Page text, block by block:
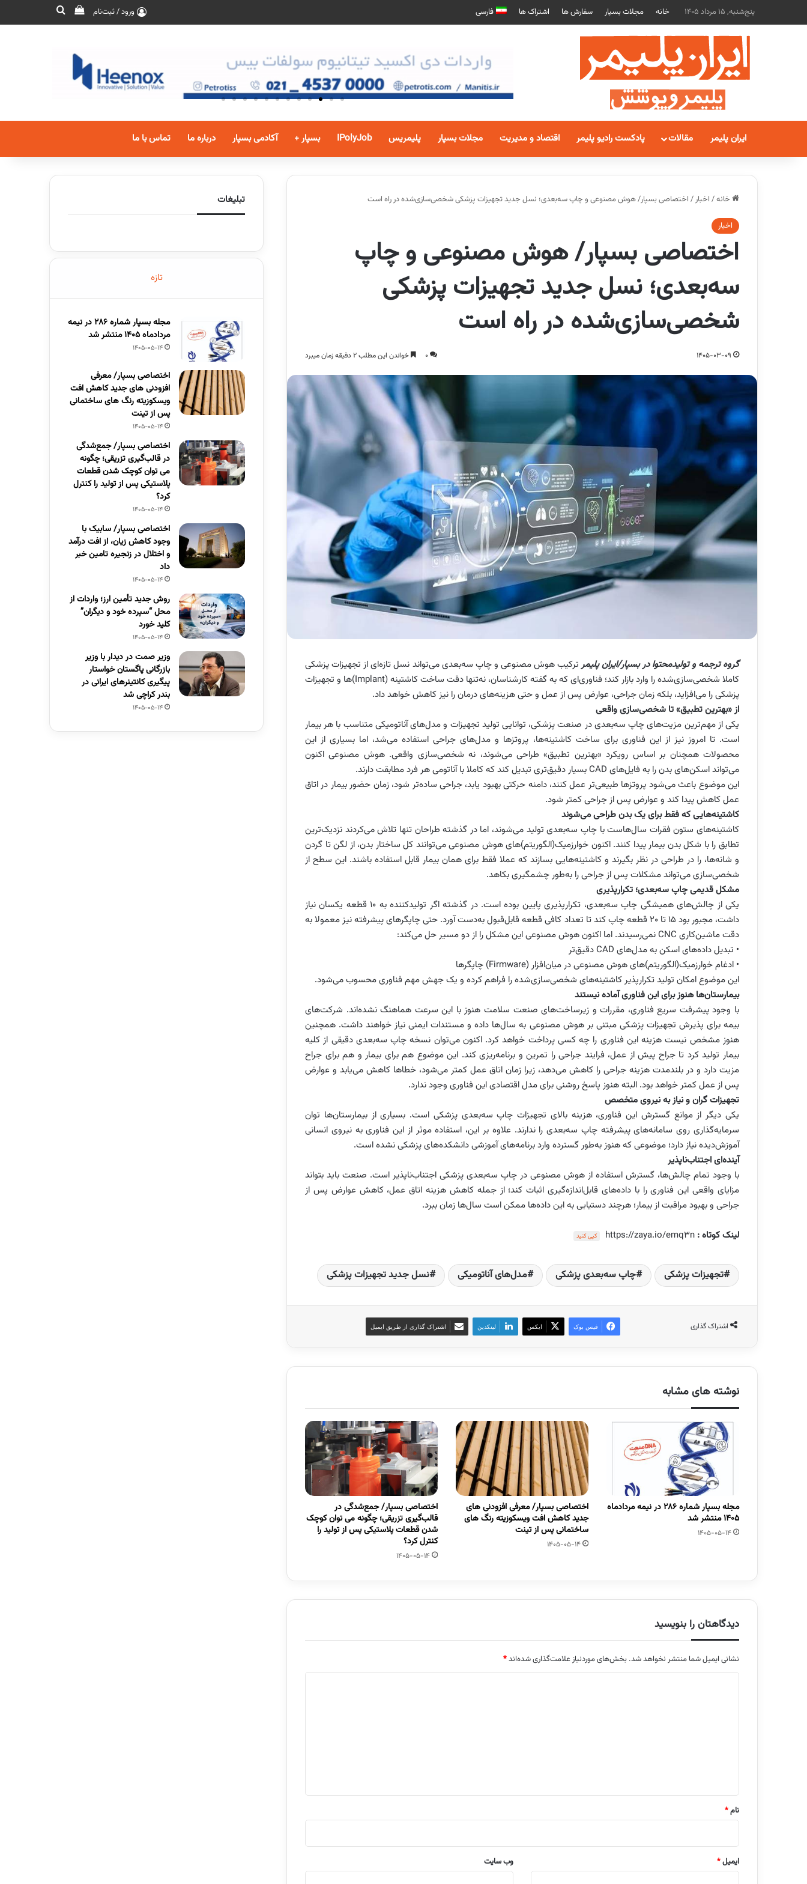
پنج‌شنبه, 15 مرداد 1405 خانه مجلات بسپار سفارش ها اشتراک ها فارسی ورود / ثبت‌نام
ایران پلیمر مقالات پادکست رادیو پلیمر اقتصاد و مدیریت مجلات بسپار پلیمریس IPolyJob بسپار + آکادمی بسپار درباره ما تماس با ما
خانه/ اخبار/ اختصاصی بسپار/ هوش مصنوعی و چاپ سه‌بعدی؛ نسل جدید تجهیزات پزشکی شخصی‌سازی‌شده در راه است
اخبار
اختصاصی بسپار/ هوش مصنوعی و چاپ
سه‌بعدی؛ نسل جدید تجهیزات پزشکی
شخصی‌سازی‌شده در راه است
1405-03-09
0 خواندن این مطلب 2 دقیقه زمان میبرد
گروه ترجمه و تولیدمحتوا در بسپار/ایران پلیمرترکیب هوش مصنوعی و چاپ سه‌بعدی می‌تواند نسل تازه‌ای از تجهیزات پزشکی
کاملا شخصی‌سازی‌شده را وارد بازار کند؛ فناوری‌ای که به گفته کارشناسان، نه‌تنها دقت ساخت کاشتینه‌ (Implant)ها و تجهیزات
پزشکی را می‌افزاید، بلکه زمان جراحی، عوارض پس از عمل و حتی هزینه‌های درمان را نیز کاهش خواهد داد.
از «بهترین تطبیق» تا شخصی‌سازی واقعی
یکی از مهم‌ترین مزیت‌های چاپ سه‌بعدی در صنعت پزشکی، توانایی تولید تجهیزات و مدل‌های آناتومیکی متناسب با هر بیمار
است. تا امروز نیز از این فناوری برای ساخت کاشتینه‌ها، پروتزها و مدل‌های جراحی استفاده می‌شد، اما بسیاری از این
محصولات همچنان بر اساس رویکرد «بهترین تطبیق» طراحی می‌شوند، نه شخصی‌سازی واقعی. هوش مصنوعی اکنون
می‌تواند اسکن‌های بدن را به فایل‌های CAD بسیار دقیق‌تری تبدیل کند که کاملا با آناتومی هر فرد مطابقت دارند.
این موضوع باعث می‌شود پروتزها طبیعی‌تر عمل کنند، دامنه حرکتی بهبود یابد، جراحی ساده‌تر شود، زمان حضور بیمار در اتاق
عمل کاهش پیدا کند و عوارض پس از جراحی کمتر شود.
کاشتینه‌هایی که فقط برای یک بدن طراحی می‌شوند
کاشتینه‌های ستون فقرات سال‌هاست با چاپ سه‌بعدی تولید می‌شوند، اما در گذشته طراحان تنها تلاش می‌کردند نزدیک‌ترین
تطابق را با شکل بدن بیمار پیدا کنند. اکنون خوارزمیک(الگوریتم)‌های هوش مصنوعی می‌توانند کل ساختار بدن، از لگن تا گردن
و شانه‌ها، را در طراحی در نظر بگیرند و کاشتینه‌هایی بسازند که عملا فقط برای همان بیمار قابل استفاده باشند. این سطح از
شخصی‌سازی می‌تواند مشکلات پس از جراحی را به‌طور چشمگیری بکاهد.
مشکل قدیمی چاپ سه‌بعدی؛ تکرارپذیری
یکی از چالش‌های همیشگی چاپ سه‌بعدی، تکرارپذیری پایین بوده است. در گذشته اگر تولیدکننده به ۱۰ قطعه یکسان نیاز
داشت، مجبور بود ۱۵ تا ۲۰ قطعه چاپ کند تا تعداد کافی قطعه قابل‌قبول به‌دست آورد. حتی چاپگرهای پیشرفته نیز معمولا به
دقت ماشین‌کاری CNC نمی‌رسیدند. اما اکنون هوش مصنوعی این مشکل را از دو مسیر حل می‌کند:
• تبدیل داده‌های اسکن به مدل‌های CAD دقیق‌تر
• ادغام خوارزمیک(الگوریتم)‌های هوش مصنوعی در میان‌افزار (Firmware) چاپگرها
این موضوع امکان تولید تکرارپذیر کاشتینه‌های شخصی‌سازی‌شده را فراهم کرده و یک جهش مهم فناوری محسوب می‌شود.
بیمارستان‌ها هنوز برای این فناوری آماده نیستند
با وجود پیشرفت سریع فناوری، مقررات و زیرساخت‌های صنعت سلامت هنوز با این سرعت هماهنگ نشده‌اند. شرکت‌های
بیمه برای پذیرش تجهیزات پزشکی مبتنی بر هوش مصنوعی به سال‌ها داده و مستندات ایمنی نیاز خواهند داشت. همچنین
هنوز مشخص نیست هزینه این فناوری را چه کسی پرداخت خواهد کرد. اکنون می‌توان نسخه چاپ سه‌بعدی دقیقی از کلیه
بیمار تولید کرد تا جراح پیش از عمل، فرایند جراحی را تمرین و برنامه‌ریزی کند. این موضوع هم برای بیمار و هم برای جراح
مزیت دارد و در بلندمدت هزینه جراحی را کاهش می‌دهد، زیرا زمان اتاق عمل کمتر می‌شود، خطاها کاهش می‌یابد و عوارض
پس از عمل کمتر خواهد بود. البته هنوز پاسخ روشنی برای مدل اقتصادی این فناوری وجود ندارد.
تجهیزات گران و نیاز به نیروی متخصص
یکی دیگر از موانع گسترش این فناوری، هزینه بالای تجهیزات چاپ سه‌بعدی پزشکی است. بسیاری از بیمارستان‌ها توان
سرمایه‌گذاری روی سامانه‌های پیشرفته چاپ سه‌بعدی را ندارند. علاوه بر این، استفاده موثر از این فناوری به نیروی انسانی
آموزش‌دیده نیاز دارد؛ موضوعی که هنوز به‌طور گسترده وارد برنامه‌های آموزشی دانشکده‌های پزشکی نشده است.
آینده‌ای اجتناب‌ناپذیر
با وجود تمام چالش‌ها، گسترش استفاده از هوش مصنوعی در چاپ سه‌بعدی پزشکی اجتناب‌ناپذیر است. صنعت باید بتواند
مزایای واقعی این فناوری را با داده‌های قابل‌اندازه‌گیری اثبات کند؛ از جمله کاهش هزینه اتاق عمل، کاهش عوارض پس از
جراحی و بهبود مراقبت از بیمار؛ هرچند دستیابی به این داده‌ها ممکن است سال‌ها زمان ببرد.
لینک کوتاه : https://zaya.io/emq3n کپی کنید
تجهیزات پزشکی چاپ سه‌بعدی پزشکی مدل‌های آناتومیکی نسل جدید تجهیزات پزشکی
اشتراک گذاری فیس بوک ایکس لینکدین اشتراک گذاری از طریق ایمیل
نوشته های مشابه
مجله بسپار شماره 286 در نیمه مردادماه
1405 منتشر شد
1405-05-14
اختصاصی بسپار/ معرفی افزودنی های
جدید کاهش افت ویسکوزیته رنگ های
ساختمانی پس از تینت
1405-05-14
اختصاصی بسپار/ جمع‌شدگی در
قالب‌گیری تزریقی؛ چگونه می توان کوچک
شدن قطعات پلاستیکی پس از تولید را
کنترل کرد؟
1405-05-14
دیدگاهتان را بنویسید
نشانی ایمیل شما منتشر نخواهد شد. بخش‌های موردنیاز علامت‌گذاری شده‌اند*
نام*
ایمیل* وب‌ سایت
تبلیغات
تازه
مجله بسپار شماره 286 در نیمه
مردادماه 1405 منتشر شد
1405-05-14
اختصاصی بسپار/ معرفی
افزودنی های جدید کاهش افت
ویسکوزیته رنگ های ساختمانی
پس از تینت
1405-05-14
اختصاصی بسپار/ جمع‌شدگی
در قالب‌گیری تزریقی؛ چگونه
می توان کوچک شدن قطعات
پلاستیکی پس از تولید را کنترل
کرد؟
1405-05-14
اختصاصی بسپار/ سابیک با
وجود کاهش زیان، از افت درآمد
و اختلال در زنجیره تامین خبر
داد
1405-05-14
روش جدید تأمین ارز؛ واردات از
محل “سپرده خود و دیگران”
کلید خورد
1405-05-14
وزیر صمت در دیدار با وزیر
بازرگانی پاگستان خواستار
پیگیری کانتینرهای ایرانی در
بندر کراچی شد
1405-05-14